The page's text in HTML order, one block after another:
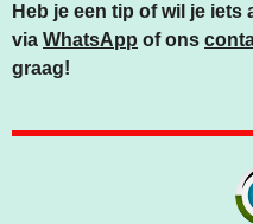
Heb je een tip of wil je
via WhatsApp of ons
graag!